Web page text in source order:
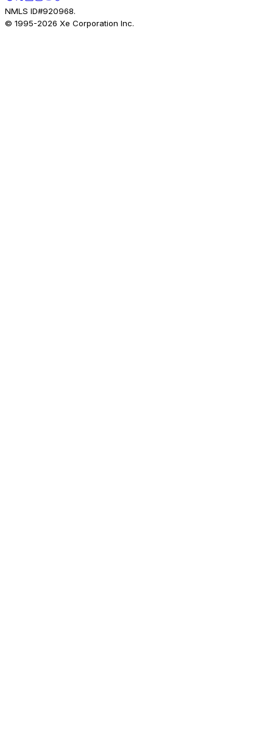
NMLS ID#920968.
© 1995-2026 Xe Corporation Inc.